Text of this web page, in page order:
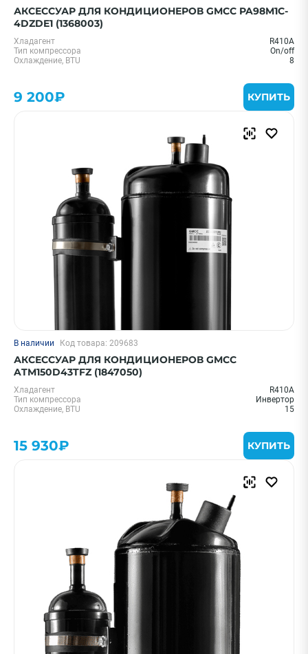
АКСЕССУАР ДЛЯ КОНДИЦИОНЕРОВ GMCC PA98M1C-
4DZDE1 (1368003)
Хладагент
R410A
Тип компрессора
On/off
Охлаждение, BTU
8
9 200₽ КУПИТЬ
В наличии Код товара: 209683
АКСЕССУАР ДЛЯ КОНДИЦИОНЕРОВ GMCC
ATM150D43TFZ (1847050)
Хладагент
R410A
Тип компрессора
Инвертор
Охлаждение, BTU
15
15 930₽ КУПИТЬ